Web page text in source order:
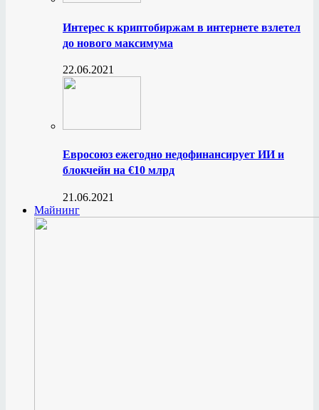
Интерес к криптобиржам в интернете взлетел
до нового максимума
22.06.2021
Евросоюз ежегодно недофинансирует ИИ и
блокчейн на €10 млрд
21.06.2021
Майнинг